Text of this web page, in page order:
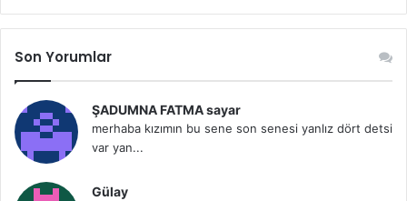
Son Yorumlar
ŞADUMNA FATMA sayar
merhaba kızımın bu sene son senesi yanlız dört detsi
var yan...
Gülay